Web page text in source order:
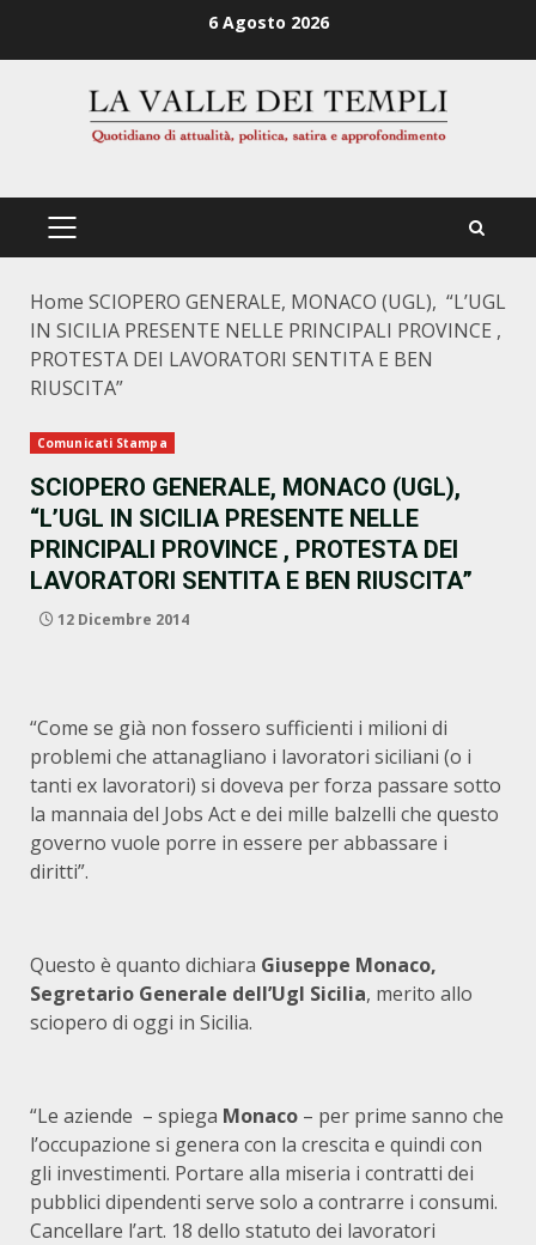
6 Agosto 2026
PRIMÄRES
Home SCIOPERO GENERALE, MONACO (UGL), “L’UGL
IN SICILIA PRESENTE NELLE PRINCIPALI PROVINCE ,
PROTESTA DEI LAVORATORI SENTITA E BEN
RIUSCITA”
Comunicati Stampa
SCIOPERO GENERALE, MONACO (UGL),
“L’UGL IN SICILIA PRESENTE NELLE
PRINCIPALI PROVINCE , PROTESTA DEI
LAVORATORI SENTITA E BEN RIUSCITA”
12 Dicembre 2014
“Come se già non fossero sufficienti i milioni di
problemi che attanagliano i lavoratori siciliani (o i
tanti ex lavoratori) si doveva per forza passare sotto
la mannaia del Jobs Act e dei mille balzelli che questo
governo vuole porre in essere per abbassare i
diritti”.
Questo è quanto dichiara Giuseppe Monaco,
Segretario Generale dell’Ugl Sicilia, merito allo
sciopero di oggi in Sicilia.
“Le aziende – spiega Monaco – per prime sanno che
l’occupazione si genera con la crescita e quindi con
gli investimenti. Portare alla miseria i contratti dei
pubblici dipendenti serve solo a contrarre i consumi.
Cancellare l’art. 18 dello statuto dei lavoratori